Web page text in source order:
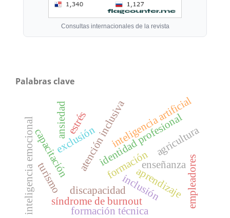
Consultas internacionales de la revista
Palabras clave
formación
atención inclusiva
identidad profesional
enseñanza
aprendizaje
inclusión
exclusión
discapacidad
capacitación
inteligencia artificial
estrés
ansiedad
síndrome de burnout
agricultura
formación técnica
turismo
inteligencia emocional empleadores